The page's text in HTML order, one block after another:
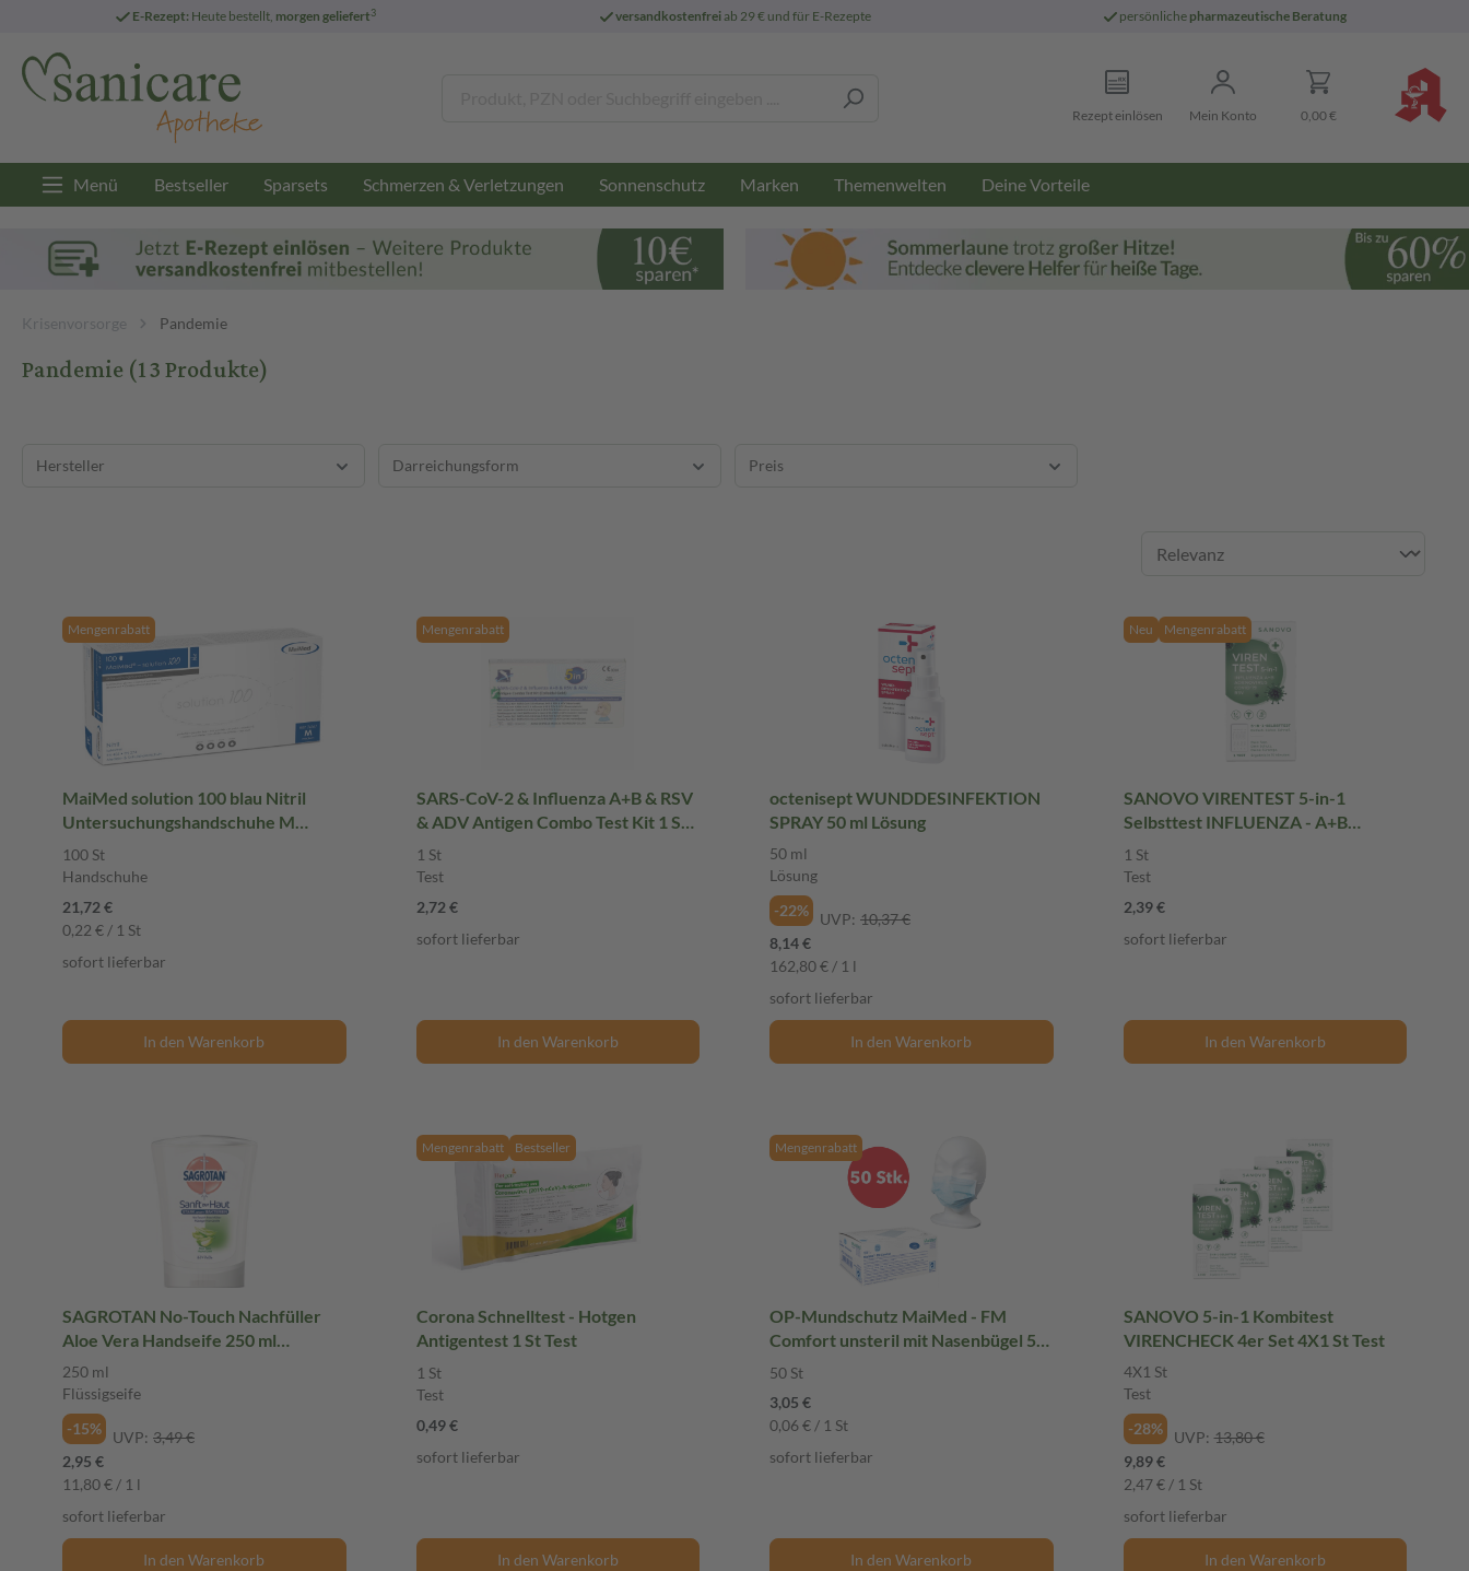
E-Rezept: Heute bestellt, morgen geliefert3 versandkostenfreiab 29 € und für E-Rezepte persönliche pharmazeutische Beratung
Rezept einlösen Mein Konto 0,00 €
Menü Bestseller Sparsets Schmerzen & Verletzungen Sonnenschutz Marken Themenwelten Deine Vorteile
Krisenvorsorge Pandemie
Pandemie(13 Produkte)
Hersteller Darreichungsform Preis
Mengenrabatt
MaiMed solution 100 blau Nitril
Untersuchungshandschuhe M
ungepudert 100 St Handschuhe
100 St
Handschuhe
21,72 €
0,22 € / 1 St
sofort lieferbar
In den Warenkorb
Mengenrabatt
SARS-CoV-2 & Influenza A+B & RSV
& ADV Antigen Combo Test Kit 1 St
Test
1 St
Test
2,72 €
sofort lieferbar
In den Warenkorb
octenisept WUNDDESINFEKTION
SPRAY 50 ml Lösung
50 ml
Lösung
-22%
UVP: 10,37 €
8,14 €
162,80 € / 1 l
sofort lieferbar
In den Warenkorb
Neu Mengenrabatt
SANOVO VIRENTEST 5-in-1
Selbsttest INFLUENZA - A+B
ADENOVIRUS COVID-19 RSV 1 St
Test
1 St
Test
2,39 €
sofort lieferbar
In den Warenkorb
SAGROTAN No-Touch Nachfüller
Aloe Vera Handseife 250 ml
Flüssigseife
250 ml
Flüssigseife
-15%
UVP: 3,49 €
2,95 €
11,80 € / 1 l
sofort lieferbar
In den Warenkorb
Mengenrabatt Bestseller
Corona Schnelltest - Hotgen
Antigentest 1 St Test
1 St
Test
0,49 €
sofort lieferbar
In den Warenkorb
Mengenrabatt
OP-Mundschutz MaiMed - FM
Comfort unsteril mit Nasenbügel 50
St
50 St
3,05 €
0,06 € / 1 St
sofort lieferbar
In den Warenkorb
SANOVO 5-in-1 Kombitest
VIRENCHECK 4er Set 4X1 St Test
4X1 St
Test
-28%
UVP: 13,80 €
9,89 €
2,47 € / 1 St
sofort lieferbar
In den Warenkorb